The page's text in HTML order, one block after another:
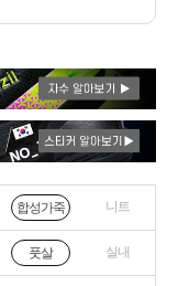
합성가죽 니트
풋살 실내